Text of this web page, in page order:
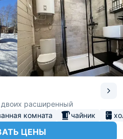
расширенный
комната чайник
ЦЕНЫ